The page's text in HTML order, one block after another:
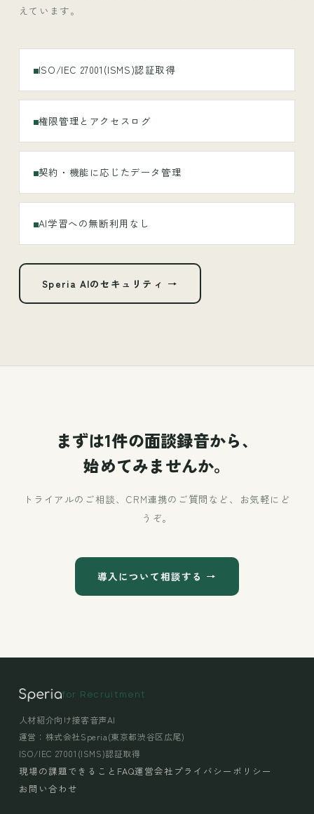
えています。
ISO/IEC 27001(ISMS)認証取得
権限管理とアクセスログ
契約・機能に応じたデータ管理
AI学習への無断利用なし
Speria AIのセキュリティ →
まずは1件の面談録音から、
始めてみませんか。
トライアルのご相談、CRM連携のご質問など、お気軽にど
うぞ。
導入について相談する →
for Recruitment
人材紹介向け接客音声AI
運営：株式会社Speria(東京都渋谷区広尾)
ISO/IEC 27001(ISMS)認証取得
現場の課題できること FAQ運営会社 プライバシーポリシー
お問い合わせ